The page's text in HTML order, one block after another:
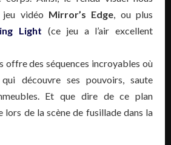
vidéo Mirror’s Edge, ou plus
Light (ce jeu a l’air excellent
offre des séquences incroyables où
découvre ses pouvoirs, saute
Et que dire de ce plan
lors de la scène de fusillade dans la